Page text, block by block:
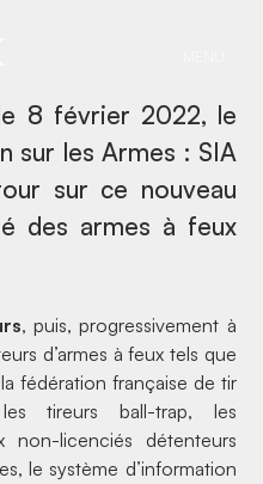
8 février 2022, le
sur les Armes : SIA
sur ce nouveau
des armes à feux
, puis, progressivement à
d’armes à feux tels que
fédération française de tir
tireurs ball-trap, les
non-licenciés détenteurs
le système d’information